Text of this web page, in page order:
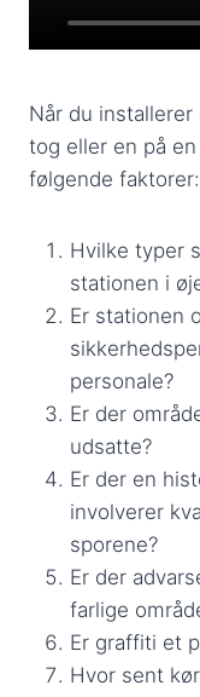
Når du
tog eller en på
følgende faktorer:
Hvilke typer
stationen i
Er stationen
personale?
Er der
udsatte?
Er der en
involverer
sporene?
Er der
farlige
Er graffiti et
Hvor sent